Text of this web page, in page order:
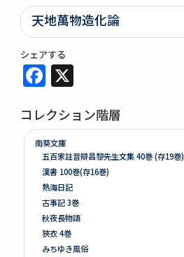
天地萬物造化論
シェアする
Facebook
コレクション階層
南葵文庫
五百家註音辯昌黎先生文集 40巻 (存19巻)
漢書 100巻(存16巻)
熱海日記
古事記 3巻
秋夜長物語
狹衣 4巻
みちゆき風俗